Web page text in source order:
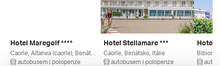
Hotel Maregolf ****
autobusem | polopenze
Hotel Stellamare ***
Caorle, Benátsko, Itálie
autobusem | polopenze
Hotel